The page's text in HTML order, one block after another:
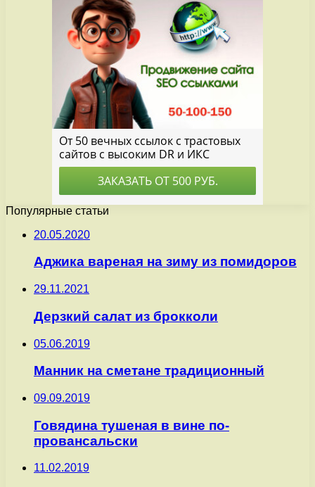
Популярные статьи
20.05.2020
Аджика вареная на зиму из помидоров
29.11.2021
Дерзкий салат из брокколи
05.06.2019
Манник на сметане традиционный
09.09.2019
Говядина тушеная в вине по-
провансальски
11.02.2019